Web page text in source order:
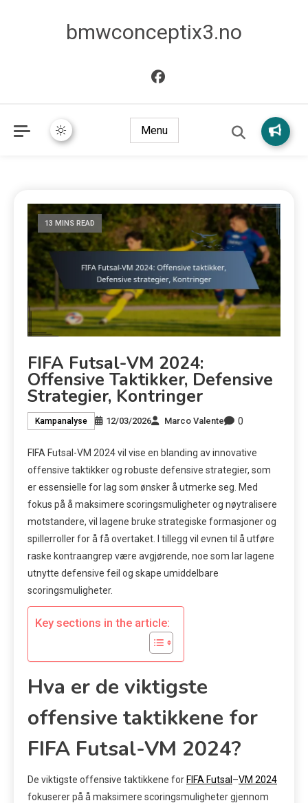
bmwconceptix3.no
Menu
13 MINS READ
FIFA Futsal-VM 2024:
Offensive Taktikker, Defensive
Strategier, Kontringer
Kampanalyse 12/03/2026 Marco Valente 0
FIFA Futsal-VM 2024 vil vise en blanding av innovative
offensive taktikker og robuste defensive strategier, som
er essensielle for lag som ønsker å utmerke seg. Med
fokus på å maksimere scoringsmuligheter og nøytralisere
motstandere, vil lagene bruke strategiske formasjoner og
spillerroller for å få overtaket. I tillegg vil evnen til å utføre
raske kontraangrep være avgjørende, noe som lar lagene
utnytte defensive feil og skape umiddelbare
scoringsmuligheter.
Key sections in the article:
Hva er de viktigste
offensive taktikkene for
FIFA Futsal-VM 2024?
De viktigste offensive taktikkene for FIFA Futsal –VM 2024
fokuserer på å maksimere scoringsmuligheter gjennom